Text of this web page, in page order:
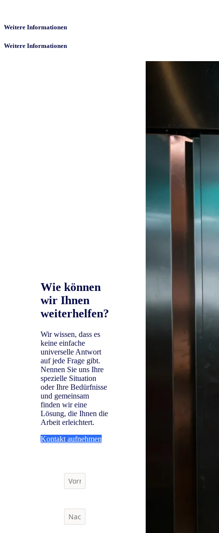
Weitere Informationen
Weitere Informationen
Wie können
wir Ihnen
weiterhelfen?
Wir wissen, dass es
keine einfache
universelle Antwort
auf jede Frage gibt.
Nennen Sie uns Ihre
spezielle Situation
oder Ihre Bedürfnisse
und gemeinsam
finden wir eine
Lösung, die Ihnen die
Arbeit erleichtert.
Kontakt aufnehmen